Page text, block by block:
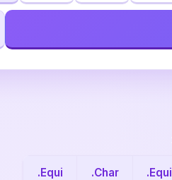
Equi.
Char.
Equi.